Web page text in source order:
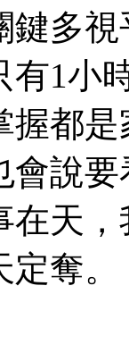
鍵多
有1小
握都
會說
在天
奪。